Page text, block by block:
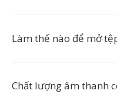
Làm thế nào để mở
Chất lượng âm thanh